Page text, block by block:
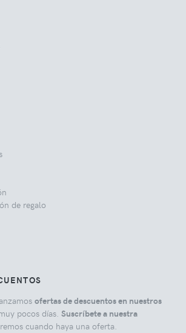
de regalo
ofertas de descuentos en nuestros
pocos días. Suscríbete a nuestra
cuando haya una oferta.